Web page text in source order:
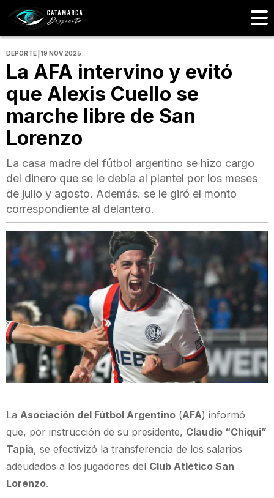
DEPORTE | 19 NOV 2025
La AFA intervino y evitó
que Alexis Cuello se
marche libre de San
Lorenzo
La casa madre del fútbol argentino se hizo cargo
del dinero que se le debía al plantel por los meses
de julio y agosto. Además. se le giró el monto
correspondiente al delantero.
La Asociación del Fútbol Argentino (AFA) informó
que, por instrucción de su presidente, Claudio “Chiqui”
Tapia, se efectivizó la transferencia de los salarios
adeudados a los jugadores del Club Atlético San
Lorenzo.